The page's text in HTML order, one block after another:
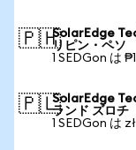
🇵🇭SolarEdge
リピン・ペソ
1 SEDGon は
🇵🇱SolarEdge
ランド ズロチ
1 SEDGon は